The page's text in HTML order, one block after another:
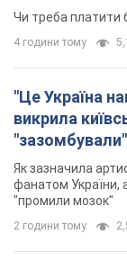
Чи треба платити
4 години тому
"Це Україна
викрила
не знав, а
українців
Як зазначила
фанатом України,
"промили мозок"
2 години тому